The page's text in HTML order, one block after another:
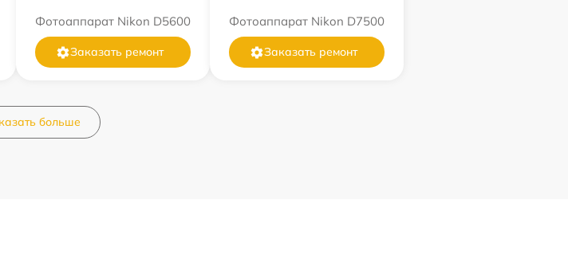
Фотоаппарат Nikon D5600
Заказать ремонт
Фотоаппарат Nikon D7500
Заказать ремонт
больше